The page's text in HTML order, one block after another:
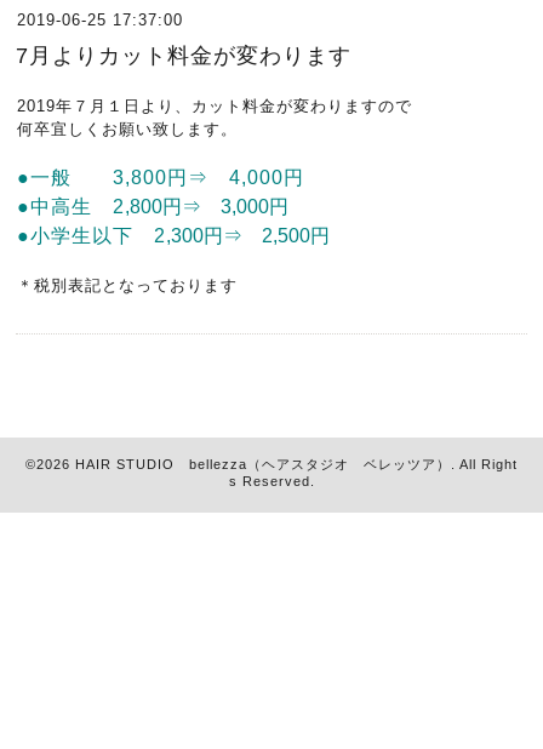
2019-06-25 17:37:00
7月よりカット料金が変わります
2019年７月１日より、カット料金が変わりますので
何卒宜しくお願い致します。
●一般 3,800円⇒ 4,000円
●中高生 2,800円⇒ 3,000円
●小学生以下 2,300円⇒ 2,500円
＊税別表記となっております
©2026 HAIR STUDIO bellezza（ヘアスタジオ ベレッツア）
. All Right
s Reserved.